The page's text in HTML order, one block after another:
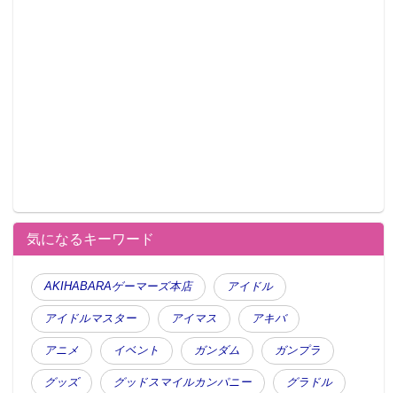
気になるキーワード
AKIHABARAゲーマーズ本店 アイドル
アイドルマスター アイマス アキバ
アニメ イベント ガンダム ガンプラ
グッズ グッドスマイルカンパニー グラドル